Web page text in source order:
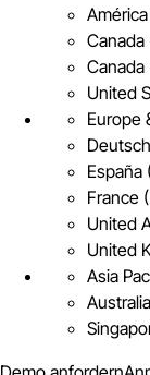
Canada
Canada
United
Europe
España
France
United
United
Asia